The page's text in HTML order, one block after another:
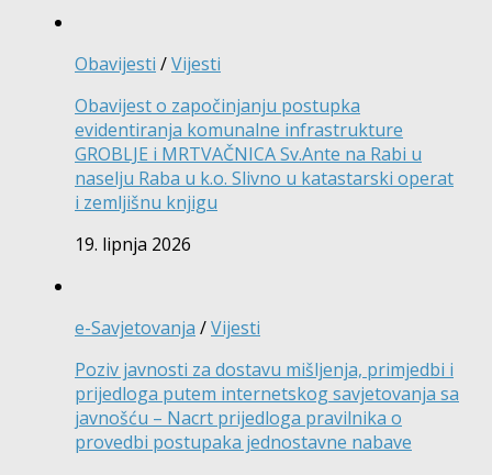
Obavijesti /Vijesti
Obavijest o započinjanju postupka
evidentiranja komunalne infrastrukture
GROBLJE i MRTVAČNICA Sv.Ante na Rabi u
naselju Raba u k.o. Slivno u katastarski operat
i zemljišnu knjigu
19. lipnja 2026
e-Savjetovanja /Vijesti
Poziv javnosti za dostavu mišljenja, primjedbi i
prijedloga putem internetskog savjetovanja sa
javnošću – Nacrt prijedloga pravilnika o
provedbi postupaka jednostavne nabave